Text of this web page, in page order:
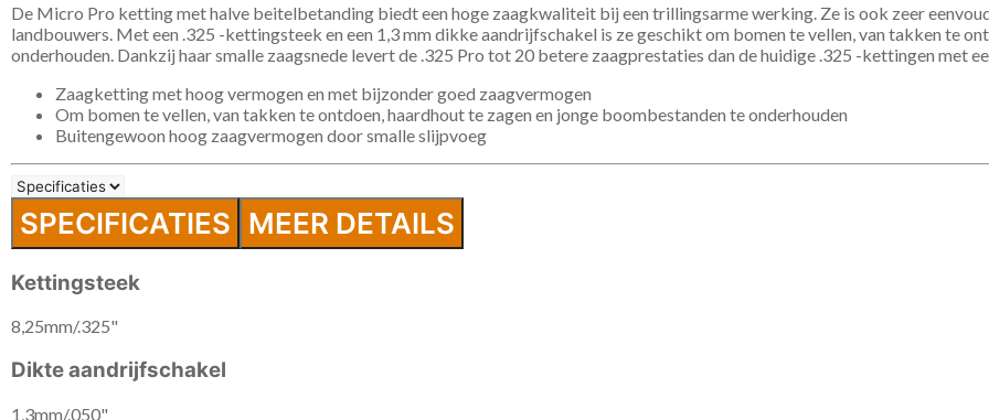
De Micro Pro ketting met halve beitelbetanding biedt een hoge zaagkwaliteit bij een trillingsarme werking. Ze is ook zeer
landbouwers. Met een .325 -kettingsteek en een 1,3 mm dikke aandrijfschakel is ze geschikt om bomen te vellen, van takken te
onderhouden. Dankzij haar smalle zaagsnede levert de .325 Pro tot 20 betere zaagprestaties dan de huidige .325 -kettingen met
Zaagketting met hoog vermogen en met bijzonder goed zaagvermogen
Om bomen te vellen, van takken te ontdoen, haardhout te zagen en jonge boombestanden te onderhouden
Buitengewoon hoog zaagvermogen door smalle slijpvoeg
SPECIFICATIES MEER DETAILS
Kettingsteek
8,25mm/.325"
Dikte aandrijfschakel
1,3mm/.050"